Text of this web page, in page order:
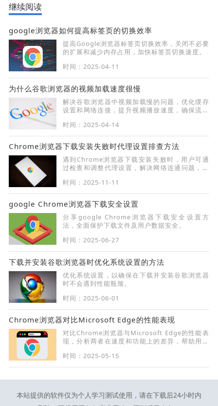
继续阅读
google浏览器如何提高标签页的切换效率
提高Google浏览器标签页切换效率，关闭不必要
的扩展和减少内存占用，加快标签页切换速度。
时间：2025-04-11
为什么谷歌浏览器的视频加载速度很慢
解决谷歌浏览器中视频加载慢的问题，优化缓存
设置和网络连接，提升视频播放速度，确保流畅
时间：2025-04-14
Chrome浏览器下载安装失败时代理设置排查方法
遇到Chrome浏览器下载安装失败时，用户可通
过检查和调整代理设置，解决网络连通问题，保
时间：2025-11-11
google Chrome浏览器下载安全设置
分享google Chrome浏览器下载安全设置方
法，全面保护下载文件及用户数据安全。
时间：2025-06-27
下载并安装谷歌浏览器时优化系统设置的方法
优化系统设置，以确保在下载并安装谷歌浏览器
时不会遇到性能瓶颈。
时间：2025-06-01
Chrome浏览器对比Microsoft Edge的性能表现
对比Chrome浏览器与Microsoft Edge的性能表
现，分析两者在速度和功能上的差异，帮助用户
时间：2025-05-15
本站提供的软件仅为个人学习测试使用，请在下载后24小时内